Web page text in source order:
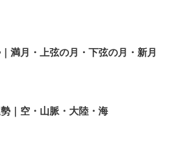
満月・上弦の月・下弦の月・新月
｜空・山脈・大陸・海